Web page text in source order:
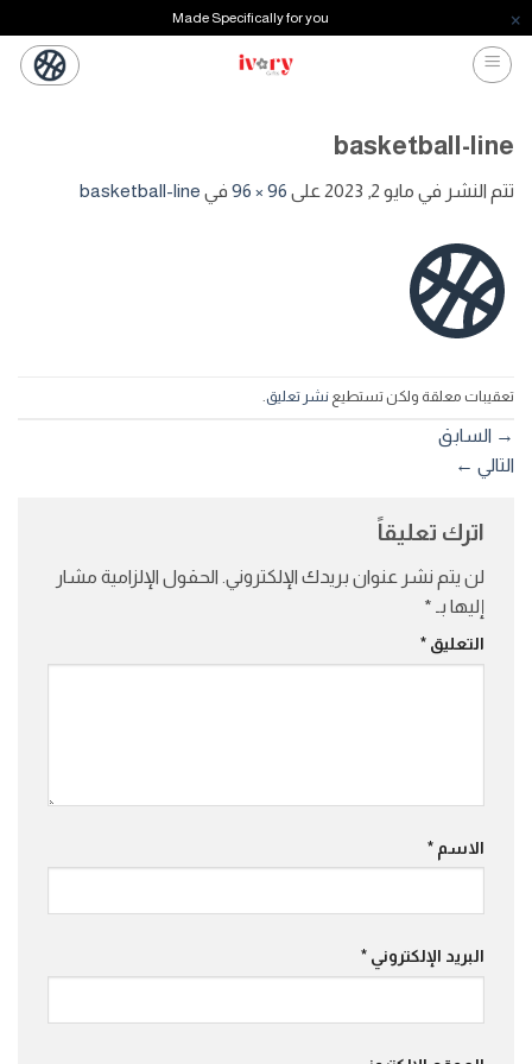
Made Specifically for you
تخطي
للمحتوى
basketball-line
تتم النشر في مايو 2, 2023 على 96 × 96 في basketball-line
تعقيبات معلقة ولكن تستطيع نشر تعليق.
→ السابق
التالي ←
اترك تعليقاً
لن يتم نشر عنوان بريدك الإلكتروني. الحقول الإلزامية مشار
إليها بـ *
التعليق *
الاسم *
البريد الإلكتروني *